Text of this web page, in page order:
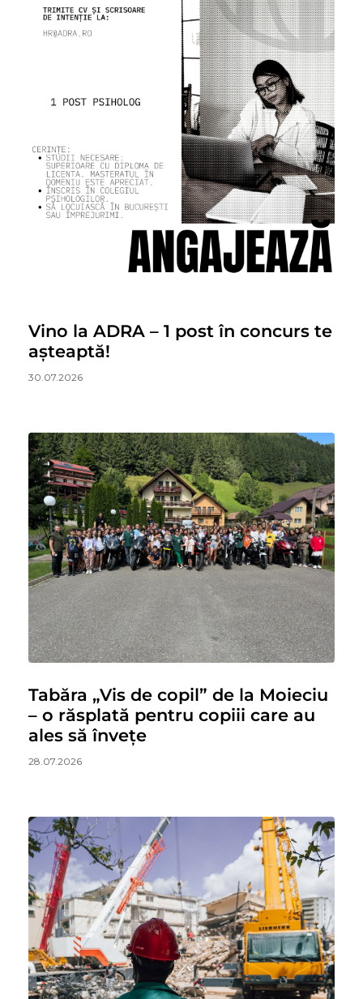
Vino la ADRA – 1 post în concurs te
așteaptă!
30.07.2026
Tabăra „Vis de copil” de la Moieciu
– o răsplată pentru copiii care au
ales să învețe
28.07.2026